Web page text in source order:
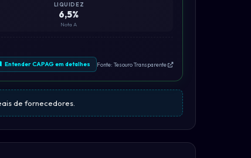
LIQUIDEZ
6,5%
Nota A
Entender CAPAG em detalhes Fonte: Tesouro Transparente
de fornecedores.